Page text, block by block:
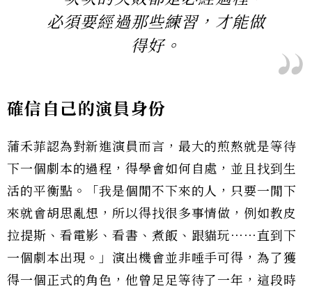
必須要經過那些練習，才能做
得好。
確信自己的演員身份
蒲禾菲認為對新進演員而言，最大的煎熬就是等待
下一個劇本的過程，得學會如何自處，並且找到生
活的平衡點。「我是個閒不下來的人，只要一閒下
來就會胡思亂想，所以得找很多事情做，例如教皮
拉提斯、看電影、看書、煮飯、跟貓玩⋯⋯直到下
一個劇本出現。」演出機會並非唾手可得，為了獲
得一個正式的角色，他曾足足等待了一年，這段時